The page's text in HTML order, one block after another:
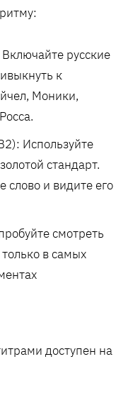
русские
к
Моники,
Используйте
стандарт.
и видите его
смотреть
в самых
доступен на